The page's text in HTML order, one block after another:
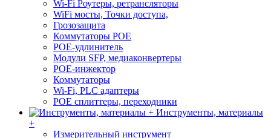
Wi-Fi Роутеры, ретрансляторы
WiFi мосты, Точки доступа,
Грозозащита
Коммутаторы POE
POE-удлинитель
Модули SFP, медиаконвертеры
POE-инжектор
Коммутаторы
Wi-Fi, PLC адаптеры
POE сплиттеры, переходники
Инструменты, материалы
+
Измерительный инструмент